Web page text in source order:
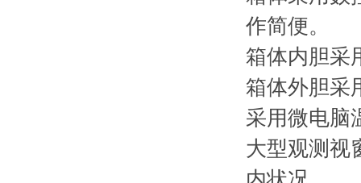
作简便
箱体内胆采
箱体外胆
采用微电
大型观测视